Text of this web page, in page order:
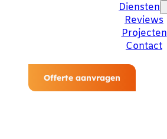
Diensten
Reviews
Projecten
Contact
Offerte aanvragen